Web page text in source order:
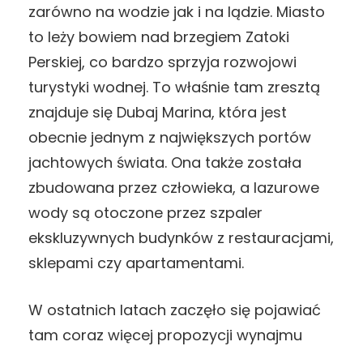
zarówno na wodzie jak i na lądzie. Miasto
to leży bowiem nad brzegiem Zatoki
Perskiej, co bardzo sprzyja rozwojowi
turystyki wodnej. To właśnie tam zresztą
znajduje się Dubaj Marina, która jest
obecnie jednym z największych portów
jachtowych świata. Ona także została
zbudowana przez człowieka, a lazurowe
wody są otoczone przez szpaler
ekskluzywnych budynków z restauracjami,
sklepami czy apartamentami.
W ostatnich latach zaczęło się pojawiać
tam coraz więcej propozycji wynajmu